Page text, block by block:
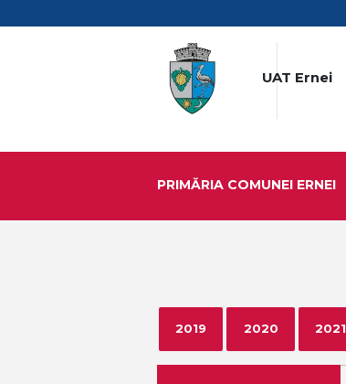
UAT Ernei
PRIMĂRIA COMUNEI ERNEI
2019 2020 2021